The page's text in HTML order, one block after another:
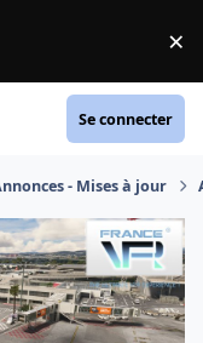
×
Se connecter
- Mises à jour